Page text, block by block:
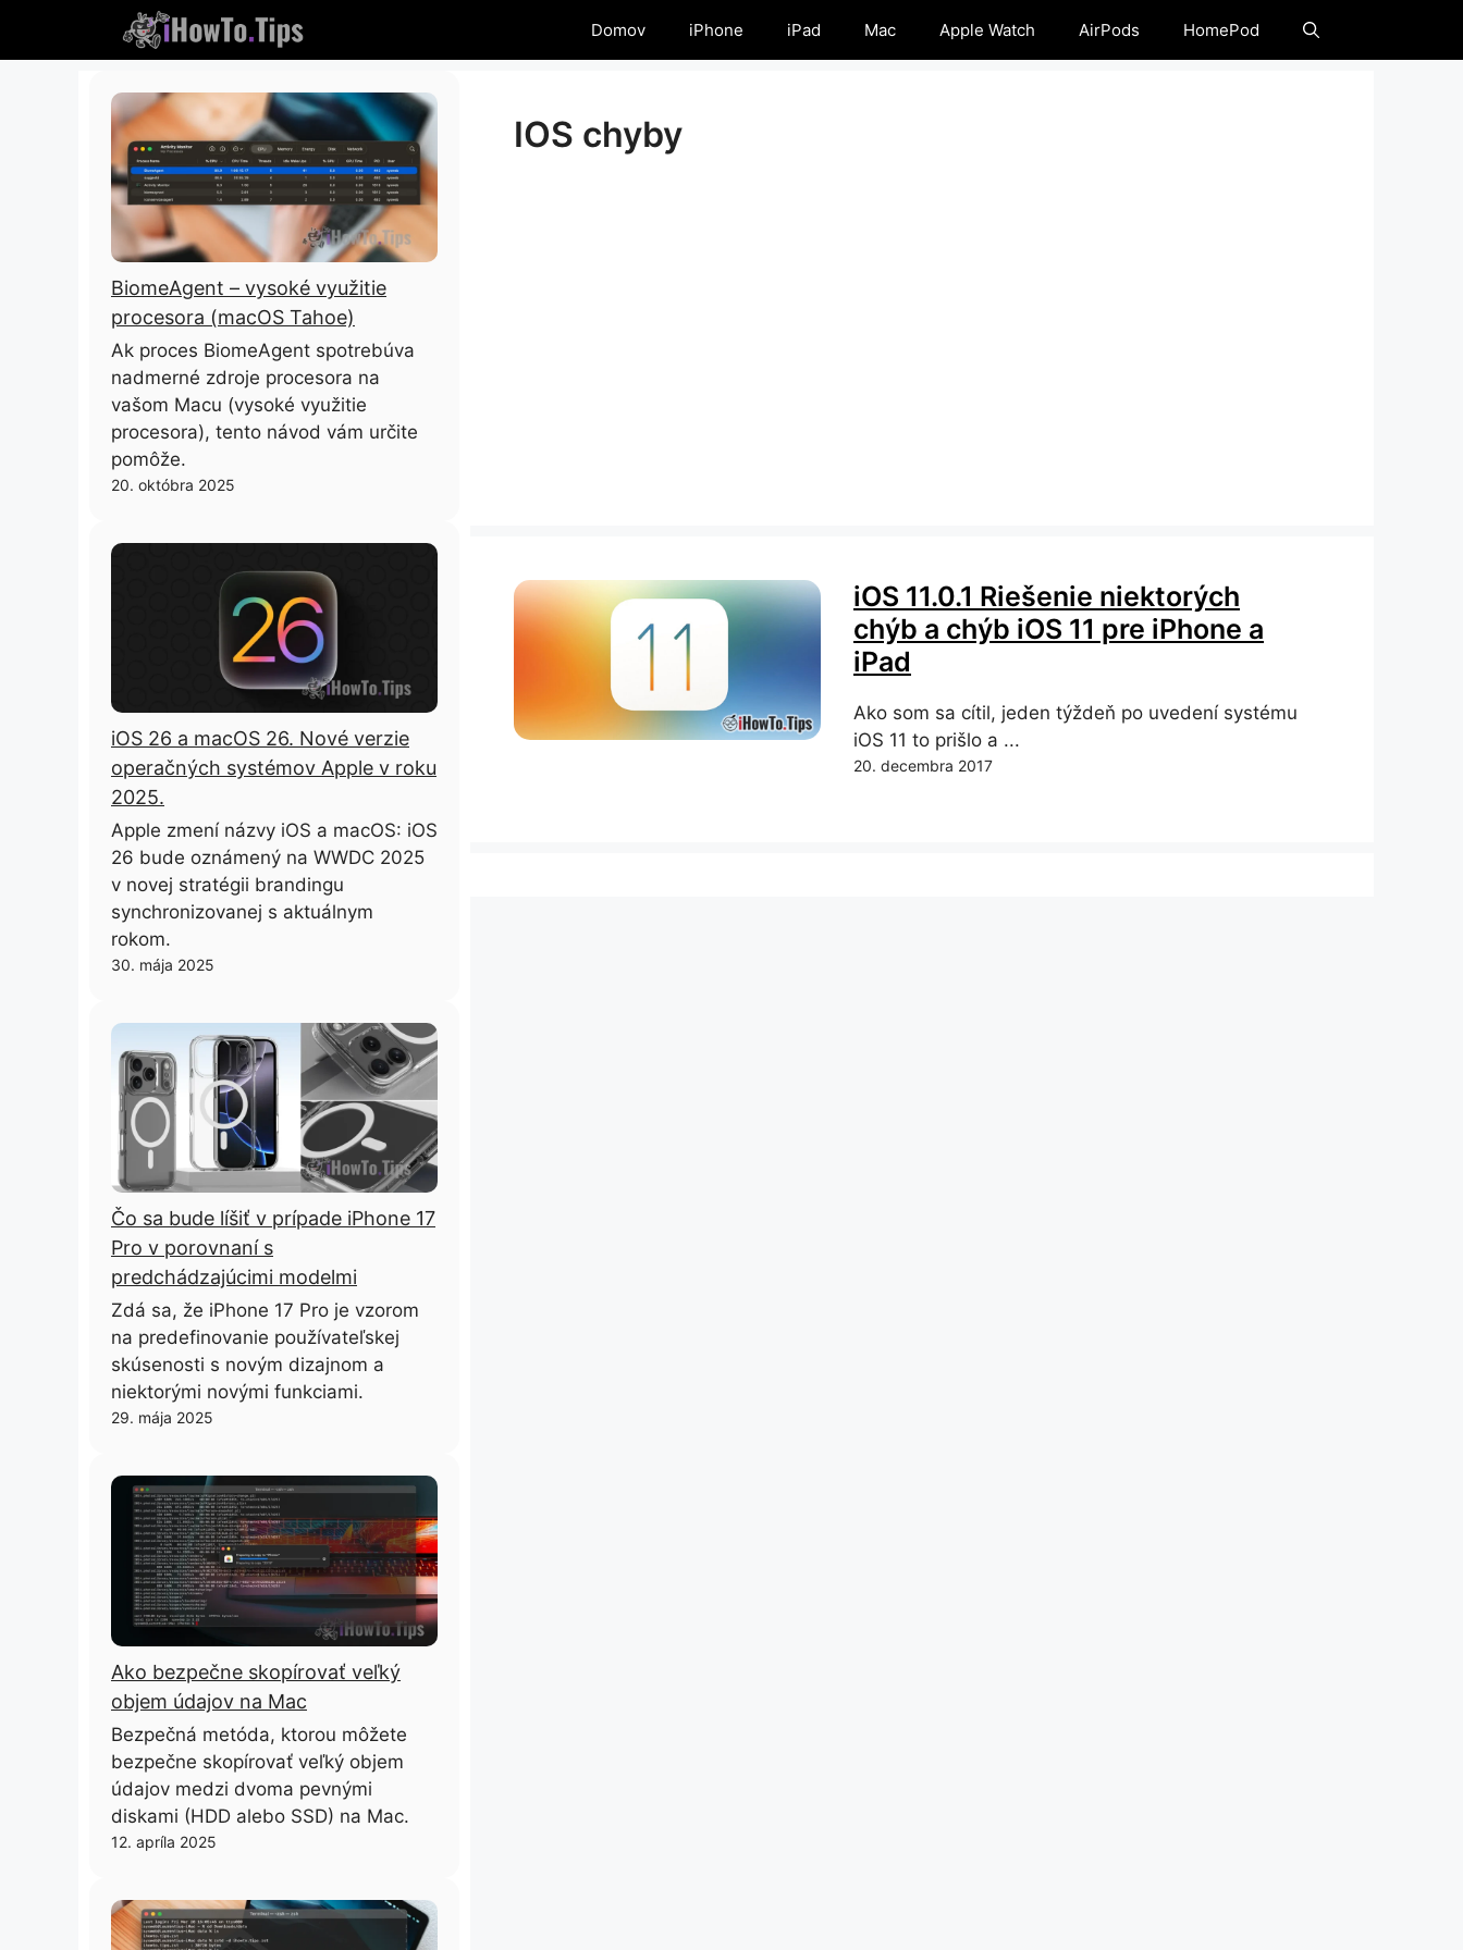
obsah
Domov iPhone iPad Mac Apple Watch AirPods HomePod
IOS chyby
iOS 11.0.1 Riešenie niektorých
chýb a chýb iOS 11 pre iPhone a
iPad
Ako som sa cítil, jeden týždeň po uvedení systému
iOS 11 to prišlo a ...
20. decembra 2017
BiomeAgent – ​​vysoké využitie
procesora (macOS Tahoe)
Ak proces BiomeAgent spotrebúva
nadmerné zdroje procesora na
vašom Macu (vysoké využitie
procesora), tento návod vám určite
pomôže.
20. októbra 2025
iOS 26 a macOS 26. Nové verzie
operačných systémov Apple v roku
2025.
Apple zmení názvy iOS a macOS: iOS
26 bude oznámený na WWDC 2025
v novej stratégii brandingu
synchronizovanej s aktuálnym
rokom.
30. mája 2025
Čo sa bude líšiť v prípade iPhone 17
Pro v porovnaní s
predchádzajúcimi modelmi
Zdá sa, že iPhone 17 Pro je vzorom
na predefinovanie používateľskej
skúsenosti s novým dizajnom a
niektorými novými funkciami.
29. mája 2025
Ako bezpečne skopírovať veľký
objem údajov na Mac
Bezpečná metóda, ktorou môžete
bezpečne skopírovať veľký objem
údajov medzi dvoma pevnými
diskami (HDD alebo SSD) na Mac.
12. apríla 2025